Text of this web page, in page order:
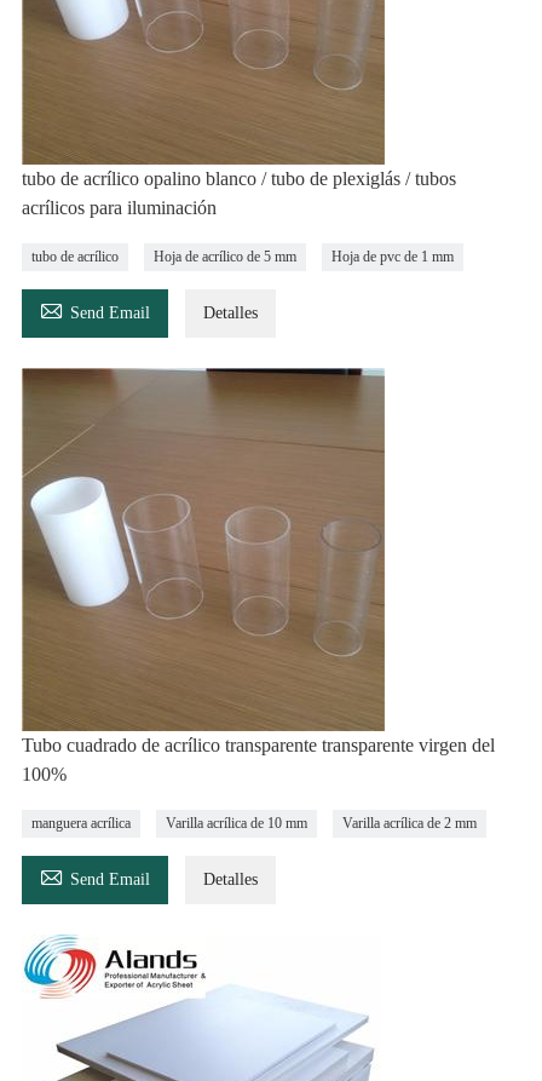
tubo de acrílico opalino blanco / tubo de plexiglás / tubos
acrílicos para iluminación
tubo de acrílico Hoja de acrílico de 5 mm Hoja de pvc de 1 mm
 Send Email Detalles
Tubo cuadrado de acrílico transparente transparente virgen del
100%
manguera acrílica Varilla acrílica de 10 mm Varilla acrílica de 2 mm
 Send Email Detalles